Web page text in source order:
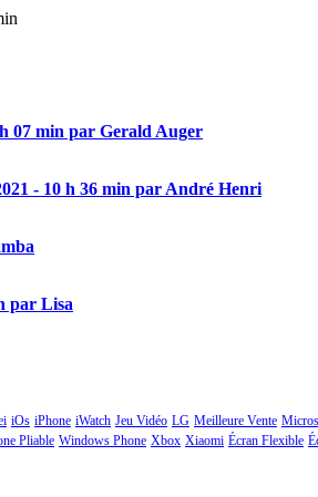
07 min par Gerald Auger
- 10 h 36 min par André Henri
par Lisa
iOs iPhone iWatch Jeu Vidéo LG Meilleure Vente
Pliable Windows Phone Xbox Xiaomi Écran Flexible